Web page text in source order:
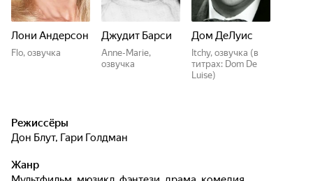
Лони Андерсон
Flo, озвучка
Джудит Барси
Anne-Marie,
озвучка
Дом ДеЛуис
Itchy, озвучка (в
титрах: Dom De
Luise)
Режиссёры
Дон Блут, Гари Голдман
Жанр